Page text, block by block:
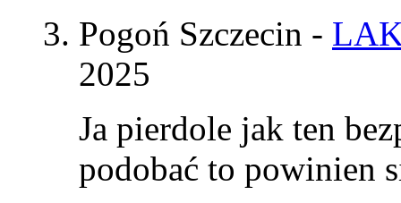
Pogoń Szczecin -
2025
Ja pierdole jak ten
podobać to powinien